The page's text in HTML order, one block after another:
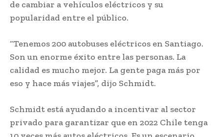
de cambiar a vehículos eléctricos y su
popularidad entre el público.
“Tenemos 200 autobuses eléctricos en Santiago.
Son un enorme éxito entre las personas. La
calidad es mucho mejor. La gente paga más por
eso y hace más viajes”, dijo Schmidt.
Schmidt está ayudando a incentivar al sector
privado para garantizar que en 2022 Chile tenga